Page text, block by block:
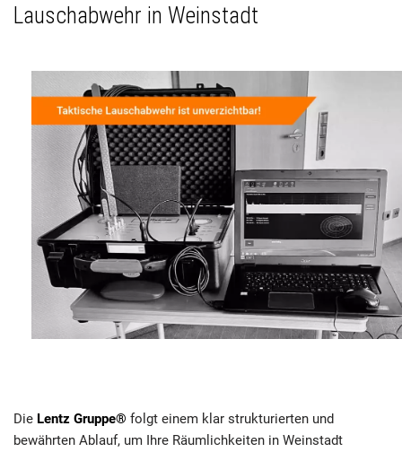
Lauschabwehr in Weinstadt
Die Lentz Gruppe® folgt einem klar strukturierten und
bewährten Ablauf, um Ihre Räumlichkeiten in Weinstadt